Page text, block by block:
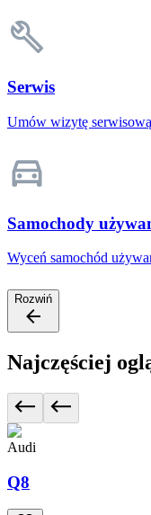
Serwis
Umów wizytę serwisową
Samochody
Wyceń samochód
Rozwiń
Najczęściej
Audi
Q8